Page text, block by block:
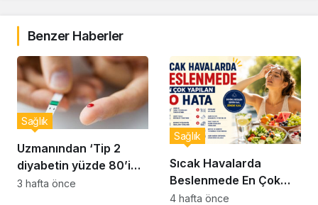
Benzer Haberler
Uzmanından ‘Tip 2
diyabetin yüzde 80’i
önlenebilir’ uyarısı
Sağlık
3 hafta önce
Sıcak Havalarda
Beslenmede En Çok
Yapılan 10 Hata
Sağlık
4 hafta önce